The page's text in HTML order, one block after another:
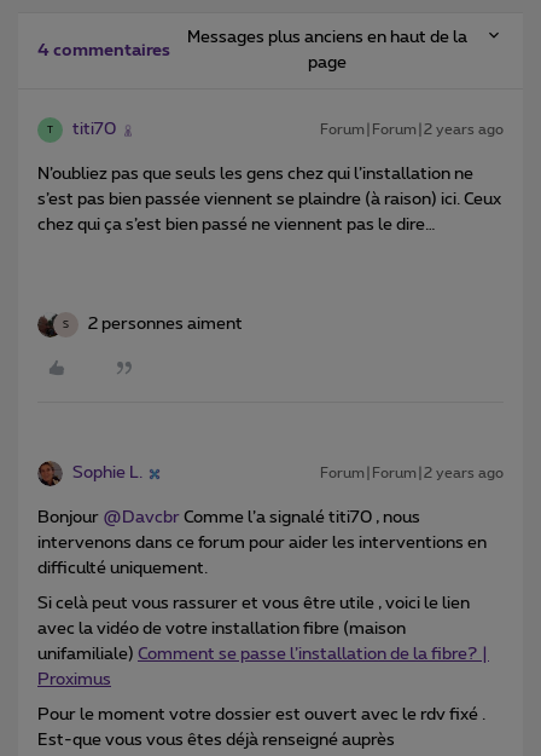
4 commentaires
Messages plus anciens en haut de la
page
T titi70 Forum|Forum|2 years ago
N’oubliez pas que seuls les gens chez qui l’installation ne
s’est pas bien passée viennent se plaindre (à raison) ici. Ceux
chez qui ça s’est bien passé ne viennent pas le dire…
S 2 personnes aiment
Sophie L. Forum|Forum|2 years ago
Bonjour @Davcbr Comme l’a signalé titi70 , nous
intervenons dans ce forum pour aider les interventions en
difficulté uniquement.
Si celà peut vous rassurer et vous être utile , voici le lien
avec la vidéo de votre installation fibre (maison
unifamiliale) Comment se passe l’installation de la fibre? |
Proximus
Pour le moment votre dossier est ouvert avec le rdv fixé .
Est-que vous vous êtes déjà renseigné auprès